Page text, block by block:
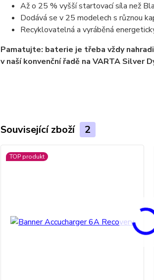
Až o 25 % vyšší startovací síla než
Dodává se v 25 modelech s různou
Recyklovatelná a vyráběná
Pamatujte: baterie je třeba vždy
v naší konvenční řadě na VARTA Silver
Související zboží 2
TOP produkt